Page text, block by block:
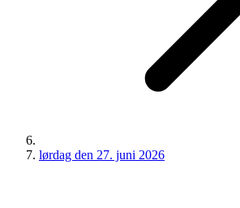
lørdag den 27. juni 2026